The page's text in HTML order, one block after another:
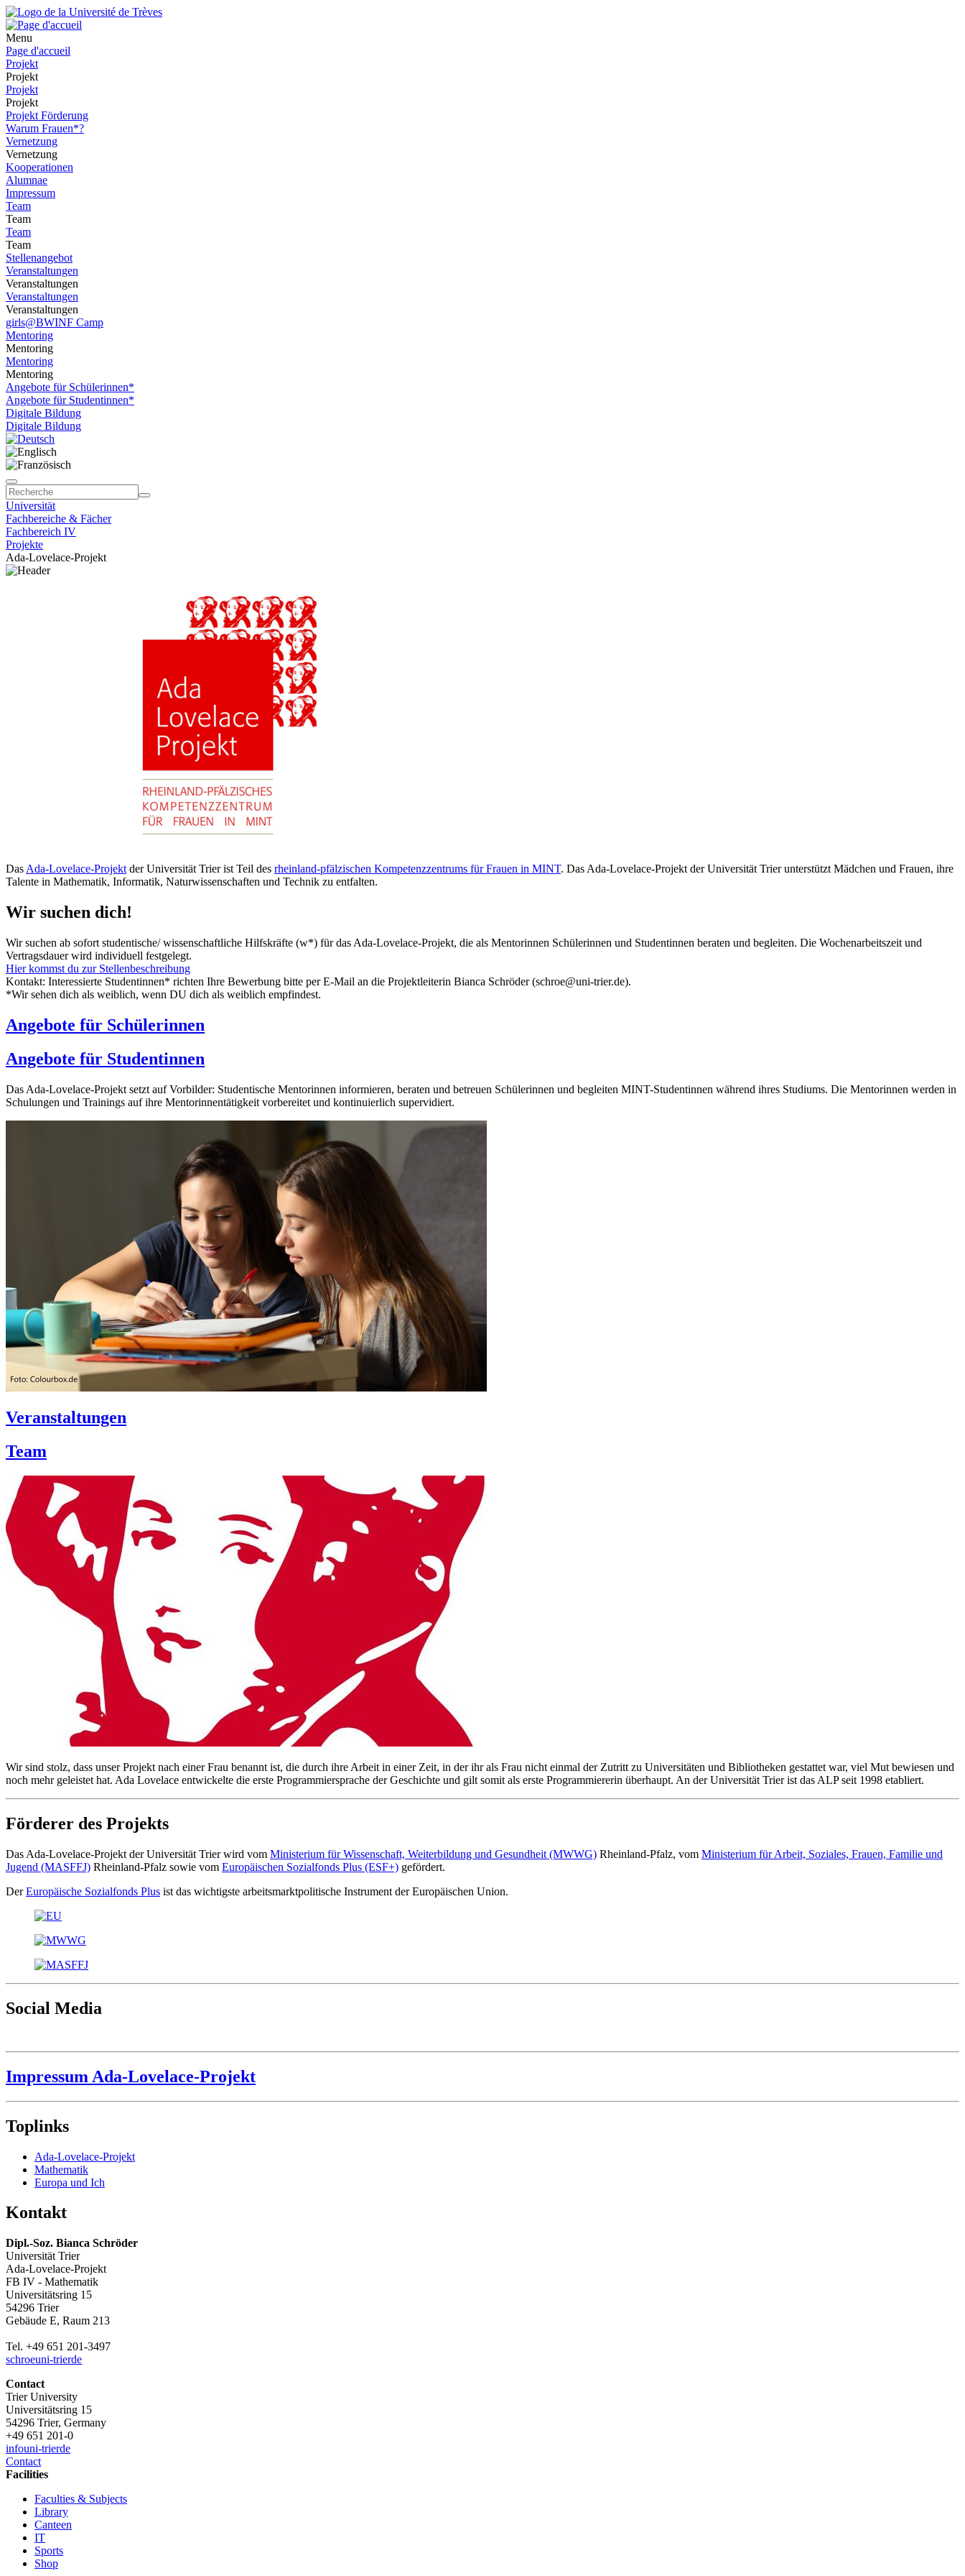
Menu
Page d'accueil
Projekt
Projekt
Projekt
Projekt
Projekt Förderung
Warum Frauen*?
Vernetzung
Vernetzung
Kooperationen
Alumnae
Impressum
Team
Team
Team
Team
Stellenangebot
Veranstaltungen
Veranstaltungen
Veranstaltungen
Veranstaltungen
girls@BWINF Camp
Mentoring
Mentoring
Mentoring
Mentoring
Angebote für Schülerinnen*
Angebote für Studentinnen*
Digitale Bildung
Digitale Bildung
Universität
Fachbereiche & Fächer
Fachbereich IV
Projekte
Ada-Lovelace-Projekt
Das Ada-Lovelace-Projekt der Universität Trier ist Teil des rheinland-pfälzischen Kompetenzzentrums für Frauen in MINT. Das Ada-Lovelace-Projekt der Universität Trier unterstützt Mädchen und Frauen, ihre
Talente in Mathematik, Informatik, Naturwissenschaften und Technik zu entfalten.
Wir suchen dich!
Wir suchen ab sofort studentische/ wissenschaftliche Hilfskräfte (w*) für das Ada-Lovelace-Projekt, die als Mentorinnen Schülerinnen und Studentinnen beraten und begleiten. Die Wochenarbeitszeit und
Vertragsdauer wird individuell festgelegt.
Hier kommst du zur Stellenbeschreibung
Kontakt: Interessierte Studentinnen* richten Ihre Bewerbung bitte per E-Mail an die Projektleiterin Bianca Schröder (schroe@uni-trier.de).
*Wir sehen dich als weiblich, wenn DU dich als weiblich empfindest.
Angebote für Schülerinnen
Angebote für Studentinnen
Das Ada-Lovelace-Projekt setzt auf Vorbilder: Studentische Mentorinnen informieren, beraten und betreuen Schülerinnen und begleiten MINT-Studentinnen während ihres Studiums. Die Mentorinnen werden in
Schulungen und Trainings auf ihre Mentorinnentätigkeit vorbereitet und kontinuierlich supervidiert.
Veranstaltungen
Team
Wir sind stolz, dass unser Projekt nach einer Frau benannt ist, die durch ihre Arbeit in einer Zeit, in der ihr als Frau nicht einmal der Zutritt zu Universitäten und Bibliotheken gestattet war, viel Mut bewiesen und
noch mehr geleistet hat. Ada Lovelace entwickelte die erste Programmiersprache der Geschichte und gilt somit als erste Programmiererin überhaupt. An der Universität Trier ist das ALP seit 1998 etabliert.
Förderer des Projekts
Das Ada-Lovelace-Projekt der Universität Trier wird vom Ministerium für Wissenschaft, Weiterbildung und Gesundheit (MWWG) Rheinland-Pfalz, vom Ministerium für Arbeit, Soziales, Frauen, Familie und
Jugend (MASFFJ) Rheinland-Pfalz sowie vom Europäischen Sozialfonds Plus (ESF+) gefördert.
DerEuropäische Sozialfonds Plus ist das wichtigste arbeitsmarktpolitische Instrument der Europäischen Union.
Social Media
Impressum Ada-Lovelace-Projekt
Toplinks
Ada-Lovelace-Projekt
Mathematik
Europa und Ich
Kontakt
Dipl.-Soz. Bianca Schröder
Universität Trier
Ada-Lovelace-Projekt
FB IV - Mathematik
Universitätsring 15
54296 Trier
Gebäude E, Raum 213
Tel. +49 651 201-3497
schroeuni-trierde
Contact
Trier University
Universitätsring 15
54296 Trier, Germany
+49 651 201-0
infouni-trierde
Contact
Facilities
Faculties & Subjects
Library
Canteen
IT
Sports
Shop